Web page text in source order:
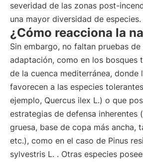
severidad de las zonas post-
una mayor diversidad de especies.
¿Cómo reacciona la
Sin embargo, no faltan pruebas
adaptación, como en los bosques
de la cuenca mediterránea, donde
favorecen a las especies
ejemplo, Quercus ilex L.) o que
estrategias de defensa inherentes
gruesa, base de copa más ancha,
etc.), como en el caso de Pinus
sylvestris L. . Otras especies